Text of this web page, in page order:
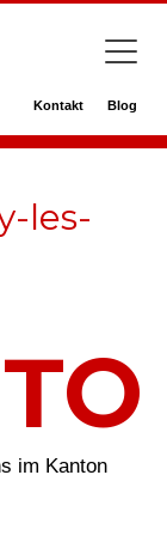
Kontakt Blog
les-
im Kanton